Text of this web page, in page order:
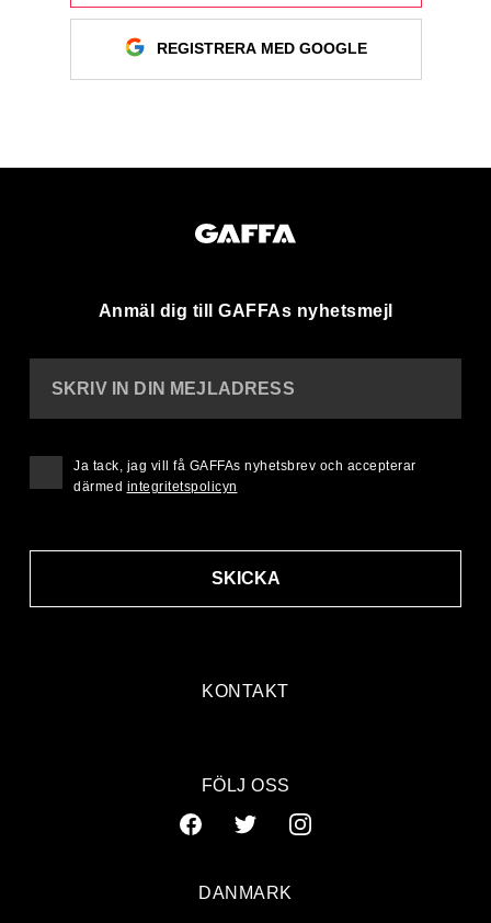
REGISTRERA MED GOOGLE
Anmäl dig till GAFFAs nyhetsmejl
KONTAKT
SKRIV IN DIN MEJLADRESS
SKICKA
Ja tack, jag vill få GAFFAs nyhetsbrev och accepterar
därmed integritetspolicyn
FÖLJ OSS
DANMARK